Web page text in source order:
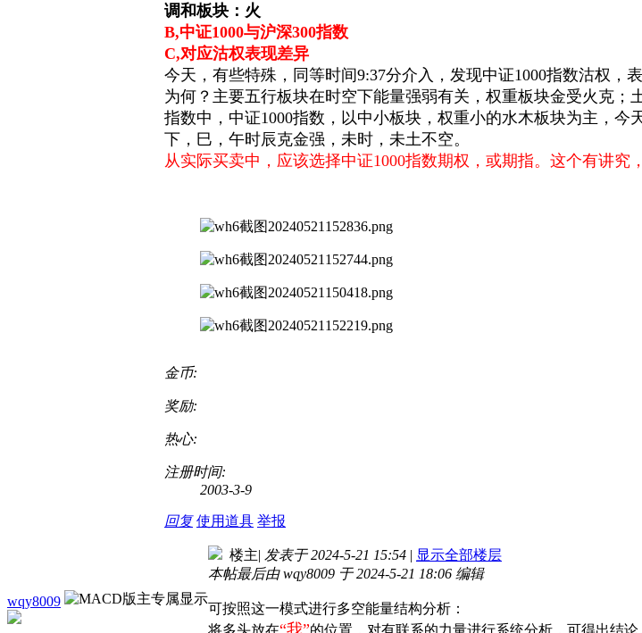
调和板块：火
B,中证1000与沪深300指数
C,对应沽权表现差异
今天，有些特殊，同等时间9:37分介入，发现中证1000指数沽权，
为何？主要五行板块在时空下能量强弱有关，权重板块金受火克；
指数中，中证1000指数，以中小板块，权重小的水木板块为主，
下，巳，午时辰克金强，未时，未土不空。
从实际买卖中，应该选择中证1000指数期权，或期指。这个有讲究
金币:
奖励:
热心:
注册时间:
2003-3-9
回复 使用道具 举报
wqy8009
楼主| 发表于 2024-5-21 15:54 | 显示全部楼层
本帖最后由 wqy8009 于 2024-5-21 18:06 编辑
可按照这一模式进行多空能量结构分析：
将多头放在“我”的位置，对有联系的力量进行系统分析，可得出结论